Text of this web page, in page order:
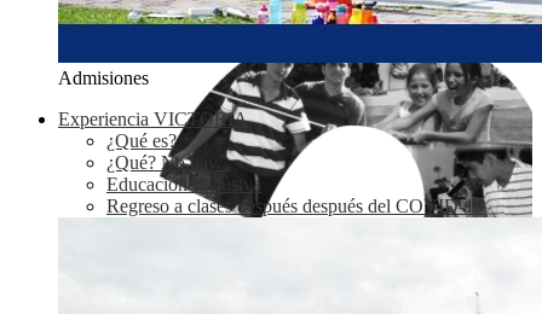
Admisiones
Experiencia VICTORIA
¿Qué es?
¿Qué? No hay...
Educación Inclusiva
Regreso a clases después después del COVID-19